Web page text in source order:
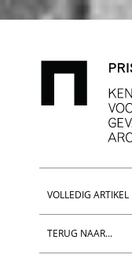
VOLLEDIG ARTIKEL
TERUG NAAR...